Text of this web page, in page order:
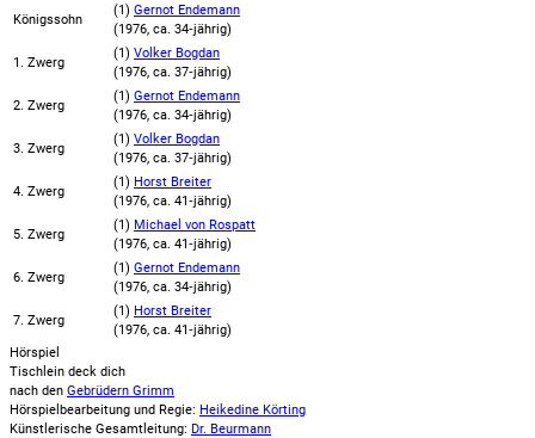
Königssohn
(1) Gernot Endemann
(1976, ca. 34‑jährig)
1. Zwerg
(1) Volker Bogdan
(1976, ca. 37‑jährig)
2. Zwerg
(1) Gernot Endemann
(1976, ca. 34‑jährig)
3. Zwerg
(1) Volker Bogdan
(1976, ca. 37‑jährig)
4. Zwerg
(1) Horst Breiter
(1976, ca. 41‑jährig)
5. Zwerg
(1) Michael von Rospatt
(1976, ca. 41‑jährig)
6. Zwerg
(1) Gernot Endemann
(1976, ca. 34‑jährig)
7. Zwerg
(1) Horst Breiter
(1976, ca. 41‑jährig)
Hörspiel
Tischlein deck dich
nach den Gebrüdern Grimm
Hörspielbearbeitung und Regie: Heikedine Körting
Künstlerische Gesamtleitung: Dr. Beurmann